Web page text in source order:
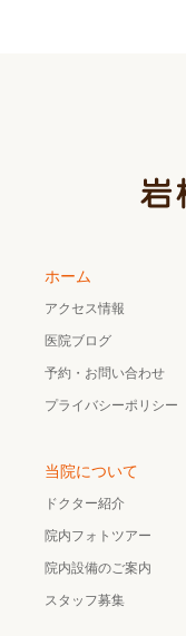
ホーム
アクセス情報
医院ブログ
予約・お問い合わせ
プライバシーポリシー
当院について
ドクター紹介
院内フォトツアー
院内設備のご案内
スタッフ募集